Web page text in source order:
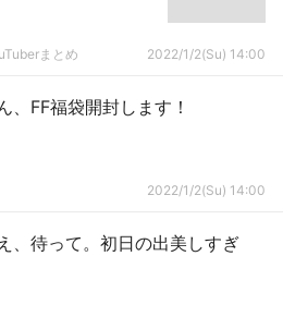
まとめ 2022/1/2(Su) 14:00
、FF福袋開封します！
2022/1/2(Su) 14:00
、待って。初日の出美しすぎ